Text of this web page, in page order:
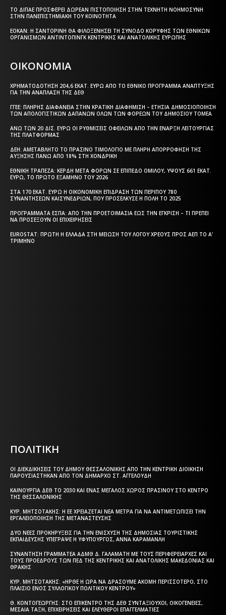
ΤΟ ΔΙΠΑΕ ΠΡΟΣΦΈΡΕΙ ΔΩΡΕΆΝ ΠΙΣΤΟΠΟΊΗΣΗ ΣΤΗΝ ΤΕΧΝΗΤΉ ΝΟΗΜΟΣΎΝΗ
ΣΤΗΝ ΠΑΝΕΠΙΣΤΗΜΙΑΚΉ ΤΟΥ ΚΟΙΝΌΤΗΤΑ
ΕΟΚΑΝ: Η ΣΑΝΤΟΡΊΝΗ ΘΑ ΦΙΛΟΞΕΝΉΣΕΙ ΤΗ ΣΎΝΟΔΟ ΚΟΡΥΦΉΣ ΤΩΝ ΕΘΝΙΚΏΝ
ΟΡΓΑΝΙΣΜΏΝ ΑΝΤΙΝΤΌΠΙΝΓΚ ΚΕΝΤΡΙΚΉΣ ΚΑΙ ΑΝΑΤΟΛΙΚΉΣ ΕΥΡΏΠΗΣ
ΟΙΚΟΝΟΜΙΑ
ΧΡΗΜΑΤΟΔΌΤΗΣΗ 204,6 ΕΚΑΤ. ΕΥΡΏ ΑΠΌ ΤΟ ΕΘΝΙΚΌ ΠΡΌΓΡΑΜΜΑ ΑΝΆΠΤΥΞΗΣ
ΓΙΑ ΤΗΝ ΑΝΆΠΛΑΣΗ ΤΗΣ ΔΕΘ
ΓΓΕΕ: ΠΛΉΡΗΣ ΔΙΑΦΆΝΕΙΑ ΣΤΗΝ ΚΡΑΤΙΚΉ ΔΙΑΦΉΜΙΣΗ – EΤΉΣΙΑ ΔΗΜΟΣΙΟΠΟΊΗΣΗ
ΤΩΝ ΑΠΟΛΟΓΙΣΤΙΚΏΝ ΔΑΠΑΝΏΝ ΌΛΩΝ ΤΩΝ ΦΟΡΈΩΝ ΤΟΥ ΔΗΜΟΣΊΟΥ ΤΟΜΈΑ
ΆΝΩ ΤΩΝ 20 ΔΙΣ. ΕΥΡΏ ΟΙ ΡΥΘΜΊΣΕΙΣ ΟΦΕΙΛΏΝ ΑΠΌ ΤΗΝ ΈΝΑΡΞΗ ΛΕΙΤΟΥΡΓΊΑΣ
ΤΗΣ ΠΛΑΤΦΌΡΜΑΣ
ΔΕΗ: ΑΜΕΤΆΒΛΗΤΟ ΤΟ ΠΡΆΣΙΝΟ ΤΙΜΟΛΌΓΙΟ ΜΕ ΠΛΉΡΗ ΑΠΟΡΡΌΦΗΣΗ ΤΗΣ
ΑΎΞΗΣΗΣ ΠΆΝΩ ΑΠΌ 18% ΣΤΗ ΧΟΝΔΡΙΚΉ
ΕΘΝΙΚΉ ΤΡΆΠΕΖΑ: ΚΈΡΔΗ ΜΕΤΆ ΦΌΡΩΝ ΣΕ ΕΠΊΠΕΔΟ ΟΜΊΛΟΥ, ΎΨΟΥΣ 661 ΕΚΑΤ.
ΕΥΡΏ, ΤΟ ΠΡΏΤΟ ΕΞΆΜΗΝΟ ΤΟΥ 2026
ΣΤΑ 170 ΕΚΑΤ. ΕΥΡΏ Η ΟΙΚΟΝΟΜΙΚΉ ΕΠΊΔΡΑΣΗ ΤΩΝ ΠΕΡΊΠΟΥ 780
ΣΥΝΑΝΤΉΣΕΩΝ ΚΑΙΣΥΝΕΔΡΊΩΝ, ΠΟΥ ΠΡΟΣΈΛΚΥΣΕ Η ΠΌΛΗ ΤΟ 2025
ΠΡΟΓΡΆΜΜΑΤΑ EΣΠΑ: ΑΠΌ ΤΗΝ ΠΡΟΕΤΟΙΜΑΣΊΑ ΈΩΣ ΤΗΝ ΈΓΚΡΙΣΗ – ΤΙ ΠΡΈΠΕΙ
ΝΑ ΠΡΟΣΈΞΟΥΝ ΟΙ ΕΠΙΧΕΙΡΉΣΕΙΣ
EUROSTAT: ΠΡΏΤΗ Η ΕΛΛΆΔΑ ΣΤΗ ΜΕΊΩΣΗ ΤΟΥ ΛΌΓΟΥ ΧΡΈΟΥΣ ΠΡΟΣ ΑΕΠ ΤΟ Α’
ΤΡΊΜΗΝΟ
ΠΟΛΙΤΙΚΗ
ΟΙ ΔΙΕΚΔΙΚΉΣΕΙΣ ΤΟΥ ΔΉΜΟΥ ΘΕΣΣΑΛΟΝΊΚΗΣ ΑΠΌ ΤΗΝ ΚΕΝΤΡΙΚΉ ΔΙΟΊΚΗΣΗ
ΠΑΡΟΥΣΙΆΣΤΗΚΑΝ ΑΠΌ ΤΟΝ ΔΉΜΑΡΧΟ ΣΤ. ΑΓΓΕΛΟΎΔΗ
ΚΑΙΝΟΎΡΓΙΑ ΔΕΘ ΤΟ 2030 ΚΑΙ ΈΝΑΣ ΜΕΓΆΛΟΣ ΧΏΡΟΣ ΠΡΑΣΊΝΟΥ ΣΤΟ ΚΈΝΤΡΟ
ΤΗΣ ΘΕΣΣΑΛΟΝΊΚΗΣ
ΚΥΡ. ΜΗΤΣΟΤΆΚΗΣ: Η ΕΕ ΧΡΕΙΆΖΕΤΑΙ ΝΈΑ ΜΈΤΡΑ ΓΙΑ ΝΑ ΑΝΤΙΜΕΤΩΠΊΣΕΙ ΤΗΝ
ΕΡΓΑΛΕΙΟΠΟΊΗΣΗ ΤΗΣ ΜΕΤΑΝΆΣΤΕΥΣΗΣ
ΔΎΟ ΝΈΕΣ ΠΡΟΚΗΡΎΞΕΙΣ ΓΙΑ ΤΗΝ ΕΝΊΣΧΥΣΗ ΤΗΣ ΔΗΜΌΣΙΑΣ ΤΟΥΡΙΣΤΙΚΉΣ
ΕΚΠΑΊΔΕΥΣΗΣ ΥΠΈΓΡΑΨΕ Η ΥΦΥΠΟΥΡΓΌΣ, ΆΝΝΑ ΚΑΡΑΜΑΝΛΉ
ΣΥΝΆΝΤΗΣΗ ΓΡΑΜΜΑΤΈΑ ΑΔΜΘ Δ. ΓΑΛΑΜΆΤΗ ΜΕ ΤΟΥΣ ΠΕΡΙΦΕΡΕΙΆΡΧΕΣ ΚΑΙ
ΤΟΥΣ ΠΡΟΈΔΡΟΥΣ ΤΩΝ ΠΕΔ ΤΗΣ ΚΕΝΤΡΙΚΉΣ ΚΑΙ ΑΝΑΤΟΛΙΚΉΣ ΜΑΚΕΔΟΝΊΑΣ ΚΑΙ
ΘΡΆΚΗΣ
ΚΥΡ. ΜΗΤΣΟΤΆΚΗΣ: «ΉΡΘΕ Η ΏΡΑ ΝΑ ΔΡΆΣΟΥΜΕ ΑΚΌΜΗ ΠΕΡΙΣΣΌΤΕΡΟ, ΣΤΟ
ΠΛΑΊΣΙΟ ΕΝΌΣ ΣΥΛΛΟΓΙΚΟΎ ΠΟΛΙΤΙΚΟΎ ΚΈΝΤΡΟΥ»
Θ. ΚΟΝΤΟΓΕΏΡΓΗΣ: ΣΤΟ ΕΠΊΚΕΝΤΡΟ ΤΗΣ ΔΕΘ ΣΥΝΤΑΞΙΟΎΧΟΙ, ΟΙΚΟΓΈΝΕΙΕΣ,
ΜΕΣΑΊΑ ΤΆΞΗ, ΕΠΙΧΕΙΡΉΣΕΙΣ ΚΑΙ ΕΛΕΎΘΕΡΟΙ ΕΠΑΓΓΕΛΜΑΤΊΕΣ